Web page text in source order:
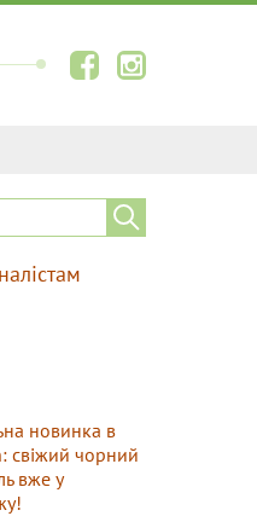
новинка в
свіжий чорний
вже у